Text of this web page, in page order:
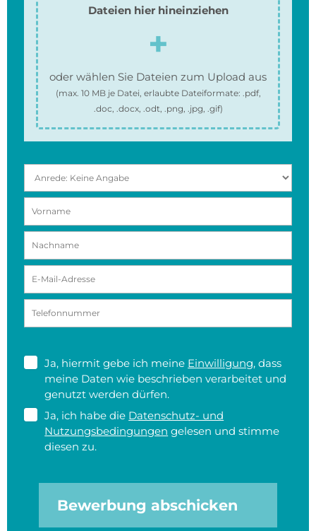
Dateien hier hineinziehen
oder wählen Sie Dateien zum Upload aus
(max. 10 MBje Datei, erlaubte Dateiformate: .pdf,
.doc, .docx, .odt, .png, .jpg, .gif)
Ja, hiermit gebe ich meine Einwilligung, dass
meine Daten wie beschrieben verarbeitet und
genutzt werden dürfen.
Ja, ich habe die Datenschutz- und
Nutzungsbedingungen gelesen und stimme
diesen zu.
Bewerbung abschicken